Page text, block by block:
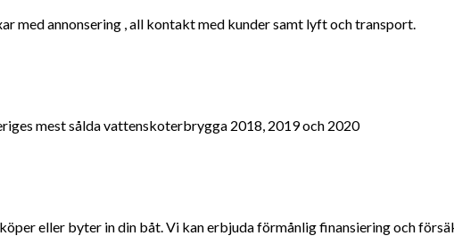
med annonsering , all kontakt med kunder samt lyft och transport.
mest sålda vattenskoterbrygga 2018, 2019 och 2020
eller byter in din båt. Vi kan erbjuda förmånlig finansiering och